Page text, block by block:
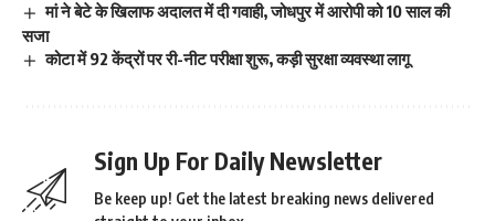
मां ने बेटे के खिलाफ अदालत में दी गवाही, जोधपुर में आरोपी को 10 साल की
सजा
कोटा में 92 केंद्रों पर री-नीट परीक्षा शुरू, कड़ी सुरक्षा व्यवस्था लागू
Sign Up For Daily Newsletter
Be keep up! Get the latest breaking news delivered